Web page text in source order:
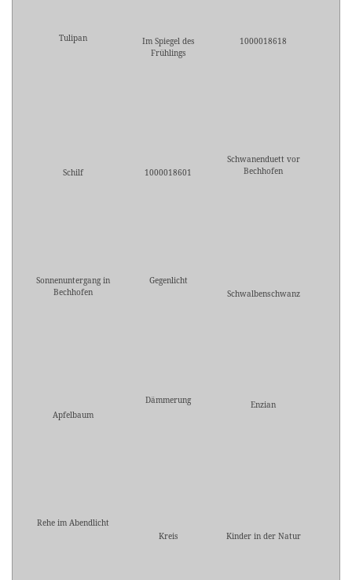
Tulipan
Im Spiegel des
Frühlings
1000018618
Schilf 1000018601
Schwanenduett vor
Bechhofen
Sonnenuntergang in
Bechhofen
Gegenlicht
Schwalbenschwanz
Apfelbaum
Dämmerung Enzian
Rehe im Abendlicht
Kreis
Kinder in der Natur